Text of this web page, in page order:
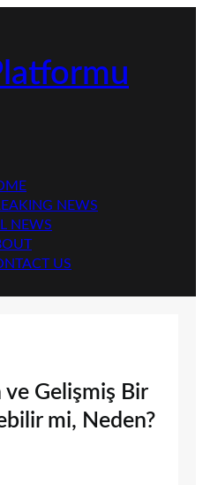
NEWS
NEWS
US
Gelişmiş Bir
mi, Neden?